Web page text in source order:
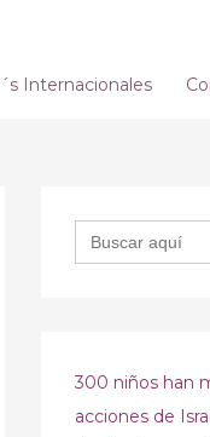
Internacionales
Buscar:
300 niños han
acciones de